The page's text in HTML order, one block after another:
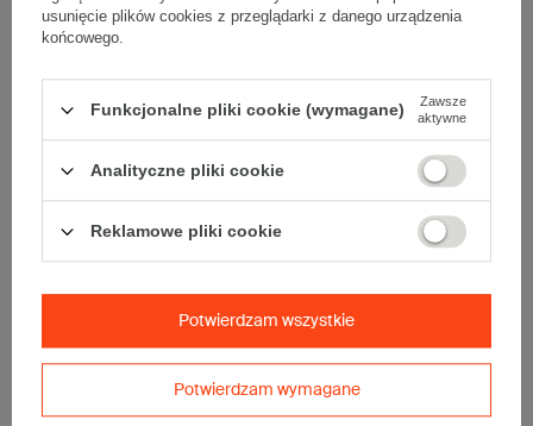
24,80 złbruttoza 20 szt.
Kup więcej od0,95 zł / szt.
Zapisz
Szary Komplet 20 szt.
38,40 złbruttoza 20 szt.
Kup więcej od1,34 zł / szt.
usunięcie plików cookies z przeglądarki z danego urządzenia
końcowego.
Funkcjonalne pliki cookie (wymagane)
Zawsze
aktywne
Analityczne pliki cookie
Reklamowe pliki cookie
Potwierdzam wymagane
Potwierdzam wszystkie